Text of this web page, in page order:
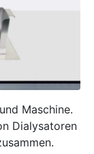
Maschine.
Dialysatoren